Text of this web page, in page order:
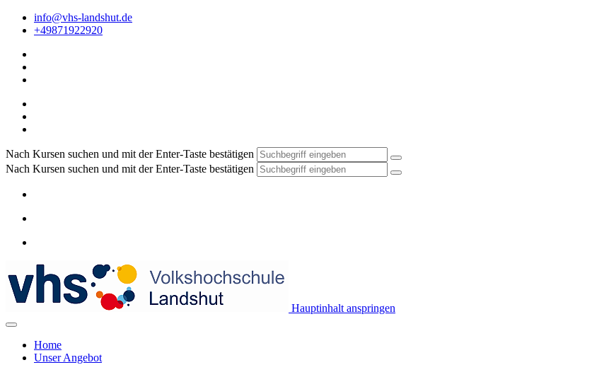
info@vhs-landshut.de
+49871922920
Nach Kursen suchen und mit der Enter-Taste bestätigen
Nach Kursen suchen und mit der Enter-Taste bestätigen
Hauptinhalt anspringen
Home
Unser Angebot